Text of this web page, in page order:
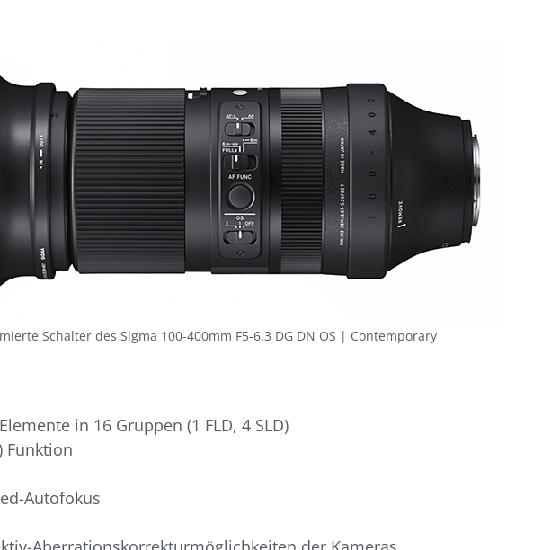
Schalter des Sigma 100-400mm F5-6.3 DG DN OS | Contemporary
in 16 Gruppen (1 FLD, 4 SLD)
Funktion
Autofokus